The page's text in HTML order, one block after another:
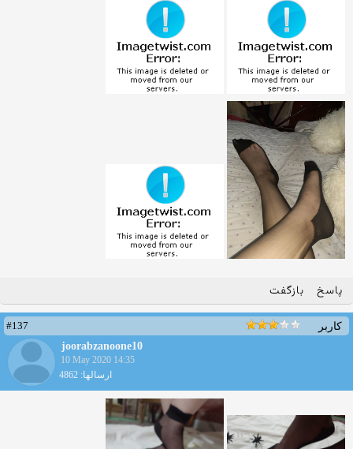
پاسخ بازگفت
کاربر
#137
joorabzanoone10
10 May 2020 14:35
ارسالها: 4862